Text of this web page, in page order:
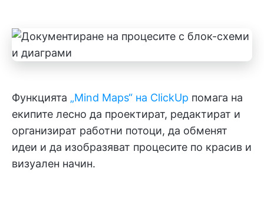
Функцията „Mind Maps“ на ClickUp помага на
екипите лесно да проектират, редактират и
организират работни потоци, да обменят
идеи и да изобразяват процесите по красив и
визуален начин.